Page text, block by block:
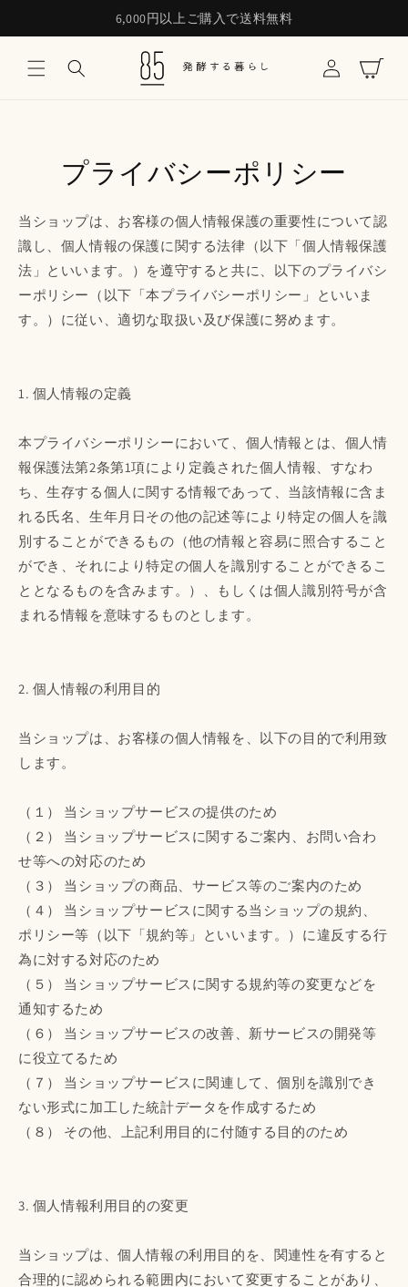
コンテンツに進む6,000円以上ご購入で送料無料
イ
ー
プライバシーポリシー
当ショップは、お客様の個人情報保護の重要性について認
識し、個人情報の保護に関する法律（以下「個人情報保護
法」といいます。）を遵守すると共に、以下のプライバシ
ーポリシー（以下「本プライバシーポリシー」といいま
す。）に従い、適切な取扱い及び保護に努めます。
1. 個人情報の定義
本プライバシーポリシーにおいて、個人情報とは、個人情
報保護法第2条第1項により定義された個人情報、すなわ
ち、生存する個人に関する情報であって、当該情報に含ま
れる氏名、生年月日その他の記述等により特定の個人を識
別することができるもの（他の情報と容易に照合すること
ができ、それにより特定の個人を識別することができるこ
ととなるものを含みます。）、もしくは個人識別符号が含
まれる情報を意味するものとします。
2. 個人情報の利用目的
当ショップは、お客様の個人情報を、以下の目的で利用致
します。
（１） 当ショップサービスの提供のため
（２） 当ショップサービスに関するご案内、お問い合わ
せ等への対応のため
（３） 当ショップの商品、サービス等のご案内のため
（４） 当ショップサービスに関する当ショップの規約、
ポリシー等（以下「規約等」といいます。）に違反する行
為に対する対応のため
（５） 当ショップサービスに関する規約等の変更などを
通知するため
（６） 当ショップサービスの改善、新サービスの開発等
に役立てるため
（７） 当ショップサービスに関連して、個別を識別でき
ない形式に加工した統計データを作成するため
（８） その他、上記利用目的に付随する目的のため
3. 個人情報利用目的の変更
当ショップは、個人情報の利用目的を、関連性を有すると
合理的に認められる範囲内において変更することがあり、